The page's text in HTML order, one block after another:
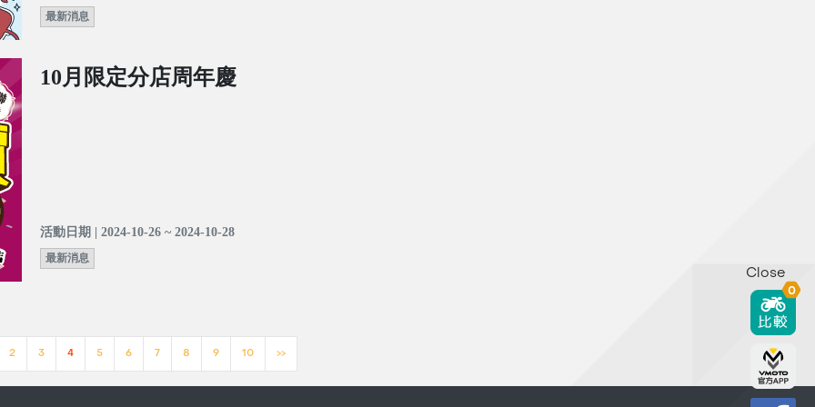
最新消息
10月限定分店周年慶
活動日期 | 2024-10-26 ~ 2024-10-28
最新消息
2 3 4 5 6 7 8 9 10 >>
Close
0